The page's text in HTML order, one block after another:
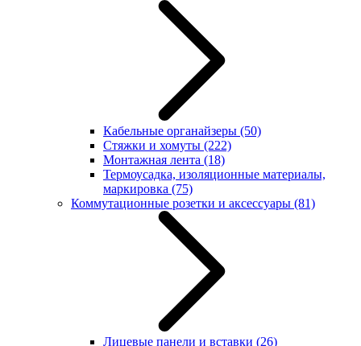
Кабельные органайзеры (50)
Стяжки и хомуты (222)
Монтажная лента (18)
Термоусадка, изоляционные материалы,
маркировка (75)
Коммутационные розетки и аксессуары (81)
Лицевые панели и вставки (26)